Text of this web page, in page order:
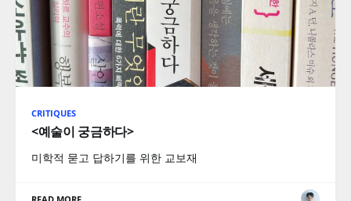
CRITIQUES
<예술이 궁금하다>
미학적 묻고 답하기를 위한 교보재
READ MORE